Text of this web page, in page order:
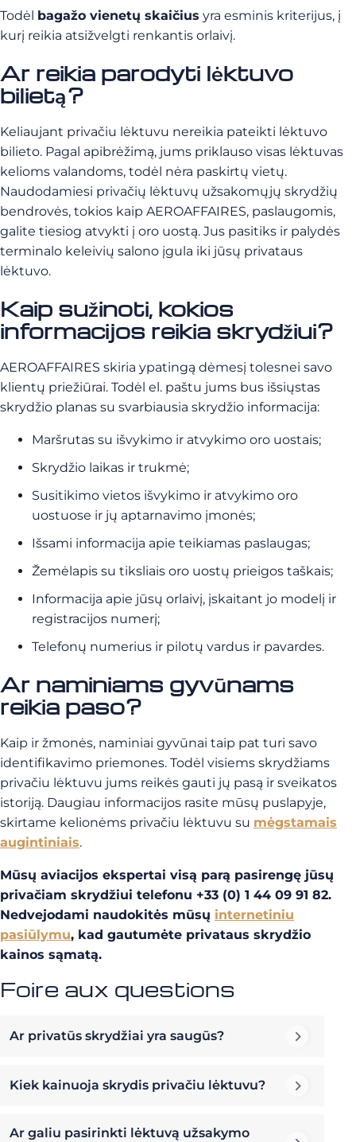
Todėl bagažo vienetų skaičius yra esminis kriterijus, į
kurį reikia atsižvelgti renkantis orlaivį.
Ar reikia parodyti lėktuvo
bilietą?
Keliaujant privačiu lėktuvu nereikia pateikti lėktuvo
bilieto. Pagal apibrėžimą, jums priklauso visas lėktuvas
kelioms valandoms, todėl nėra paskirtų vietų.
Naudodamiesi privačių lėktuvų užsakomųjų skrydžių
bendrovės, tokios kaip AEROAFFAIRES, paslaugomis,
galite tiesiog atvykti į oro uostą. Jus pasitiks ir palydės
terminalo keleivių salono įgula iki jūsų privataus
lėktuvo.
Kaip sužinoti, kokios
informacijos reikia skrydžiui?
AEROAFFAIRES skiria ypatingą dėmesį tolesnei savo
klientų priežiūrai. Todėl el. paštu jums bus išsiųstas
skrydžio planas su svarbiausia skrydžio informacija:
Maršrutas su išvykimo ir atvykimo oro uostais;
Skrydžio laikas ir trukmė;
Susitikimo vietos išvykimo ir atvykimo oro
uostuose ir jų aptarnavimo įmonės;
Išsami informacija apie teikiamas paslaugas;
Žemėlapis su tiksliais oro uostų prieigos taškais;
Informacija apie jūsų orlaivį, įskaitant jo modelį ir
registracijos numerį;
Telefonų numerius ir pilotų vardus ir pavardes.
Ar naminiams gyvūnams
reikia paso?
Kaip ir žmonės, naminiai gyvūnai taip pat turi savo
identifikavimo priemones. Todėl visiems skrydžiams
privačiu lėktuvu jums reikės gauti jų pasą ir sveikatos
istoriją. Daugiau informacijos rasite mūsų puslapyje,
skirtame kelionėms privačiu lėktuvu su mėgstamais
augintiniais.
Mūsų aviacijos ekspertai visą parą pasirengę jūsų
privačiam skrydžiui telefonu +33 (0) 1 44 09 91 82.
Nedvejodami naudokitės mūsų internetiniu
pasiūlymu, kad gautumėte privataus skrydžio
kainos sąmatą.
Foire aux questions
Ar privatūs skrydžiai yra saugūs?
Kiek kainuoja skrydis privačiu lėktuvu?
Ar galiu pasirinkti lėktuvą užsakymo